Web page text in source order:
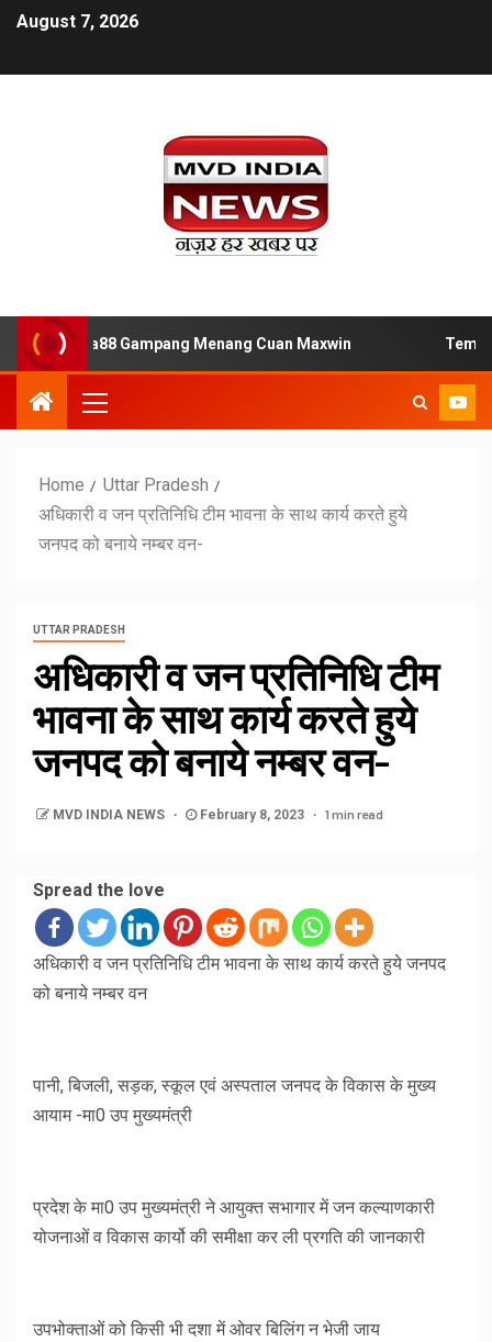
August 7, 2026
Jaya88 Gampang Menang Cuan Maxwin Tempat
Home
Uttar Pradesh
अधिकारी व जन प्रतिनिधि टीम भावना के साथ कार्य करते हुये
जनपद को बनाये नम्बर वन-
UTTAR PRADESH
अधिकारी व जन प्रतिनिधि टीम
भावना के साथ कार्य करते हुये
जनपद को बनाये नम्बर वन-
MVD INDIA NEWS February 8, 2023 1 min read
Spread the love
अधिकारी व जन प्रतिनिधि टीम भावना के साथ कार्य करते हुये जनपद
को बनाये नम्बर वन
पानी, बिजली, सड़क, स्कूल एवं अस्पताल जनपद के विकास के मुख्य
आयाम -मा0 उप मुख्यमंत्री
प्रदेश के मा0 उप मुख्यमंत्री ने आयुक्त सभागार में जन कल्याणकारी
योजनाओं व विकास कार्यो की समीक्षा कर ली प्रगति की जानकारी
उपभोक्ताओं को किसी भी दशा में ओवर बिलिंग न भेजी जाय